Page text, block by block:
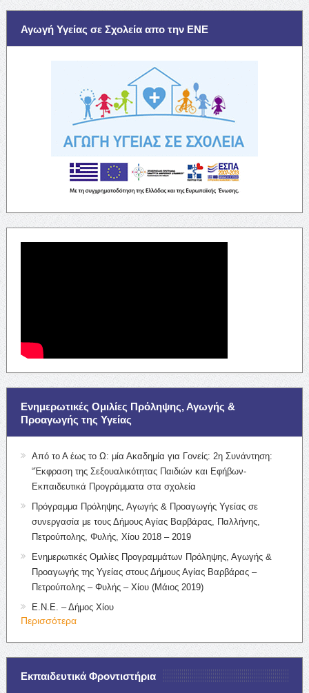
Αγωγή Υγείας σε Σχολεία απο την ΕΝΕ
Ενημερωτικές Ομιλίες Πρόληψης, Αγωγής &
Προαγωγής της Υγείας
Από το Α έως το Ω: μία Ακαδημία για Γονείς: 2η Συνάντηση:
“Έκφραση της Σεξουαλικότητας Παιδιών και Εφήβων-
Εκπαιδευτικά Προγράμματα στα σχολεία
Πρόγραμμα Πρόληψης, Αγωγής & Προαγωγής Υγείας σε
συνεργασία με τους Δήμους Αγίας Βαρβάρας, Παλλήνης,
Πετρούπολης, Φυλής, Χίου 2018 – 2019
Ενημερωτικές Ομιλίες Προγραμμάτων Πρόληψης, Αγωγής &
Προαγωγής της Υγείας στους Δήμους Αγίας Βαρβάρας –
Πετρούπολης – Φυλής – Χίου (Μάιος 2019)
Ε.Ν.Ε. – Δήμος Χίου
Περισσότερα
Εκπαιδευτικά Φροντιστήρια